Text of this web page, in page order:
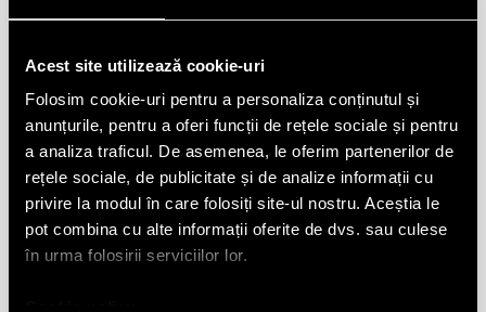
Acest site utilizează cookie-uri
Folosim cookie-uri pentru a personaliza conținutul și
anunțurile, pentru a oferi funcții de rețele sociale și pentru
a analiza traficul. De asemenea, le oferim partenerilor de
rețele sociale, de publicitate și de analize informații cu
privire la modul în care folosiți site-ul nostru. Aceștia le
pot combina cu alte informații oferite de dvs. sau culese
în urma folosirii serviciilor lor.